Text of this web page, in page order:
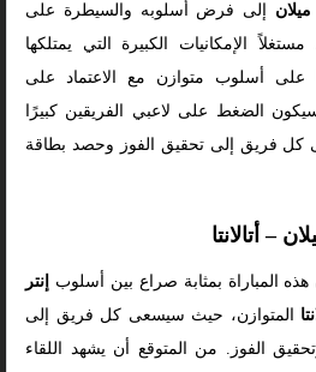
ميلان إلى فرض أسلوبه والسيطرة على
الإمكانيات الكبيرة التي يمتلكها
على أسلوب متوازن مع الاعتماد على
الضغط على لاعبي الفريقين كبيرًا
كل فريق إلى تحقيق الفوز وحصد بطاقة
– أتالانتا
هذه المباراة بمثابة صراع بين أسلوب
إنتر
المتوازن، حيث سيسعى كل فريق إلى
الفوز. من المتوقع أن يشهد اللقاء